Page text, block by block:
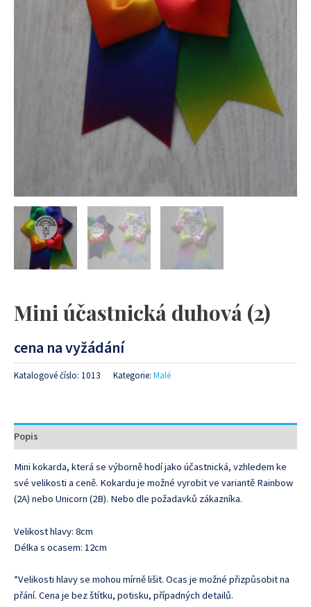
Mini účastnická duhová (2)
cena na vyžádání
Katalogové číslo: 1013 Kategorie: Malé
Popis
Mini kokarda, která se výborně hodí jako účastnická, vzhledem ke
své velikosti a ceně. Kokardu je možné vyrobit ve variantě Rainbow
(2A) nebo Unicorn (2B). Nebo dle požadavků zákazníka.
Velikost hlavy: 8cm
Délka s ocasem: 12cm
*Velikosti hlavy se mohou mírně lišit. Ocas je možné přizpůsobit na
přání. Cena je bez štítku, potisku, případných detailů.